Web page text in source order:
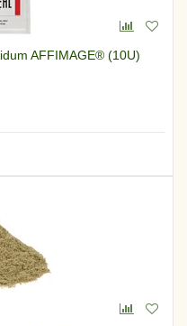
AFFIMAGE® (10U)